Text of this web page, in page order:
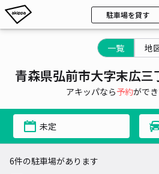
駐車場を貸す
一覧 地
青森県弘前市大字末広
アキッパなら予約がで
未定
6件の駐車場があります